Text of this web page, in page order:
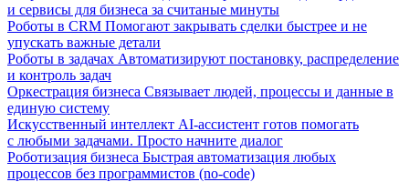
и сервисы для бизнеса за считаные минуты
Роботы в CRM Помогают закрывать сделки быстрее и не
упускать важные детали
Роботы в задачах Автоматизируют постановку, распределение
и контроль задач
Оркестрация бизнеса Связывает людей, процессы и данные в
единую систему
Искусственный интеллект AI-ассистент готов помогать
с любыми задачами. Просто начните диалог
Роботизация бизнеса Быстрая автоматизация любых
процессов без программистов (no-code)